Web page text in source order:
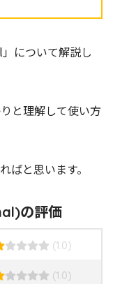
について解説し
と理解して使い方
ばと思います。
の評価
(1.0)
(1.0)